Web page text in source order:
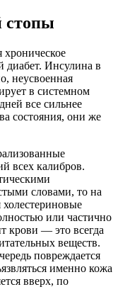
стопы
хроническое
Инсулина в
неусвоенная
в системном
все сильнее
состояния, они же
всех калибров.
словами, то на
или частично
крови — это всегда
веществ.
повреждается
именно кожа
вверх, по